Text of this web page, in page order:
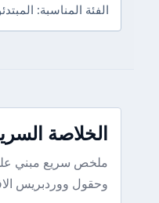
الفئة المناسبة:
الخلاصة
ملخص سريع مبني
وحقول ووردبريس